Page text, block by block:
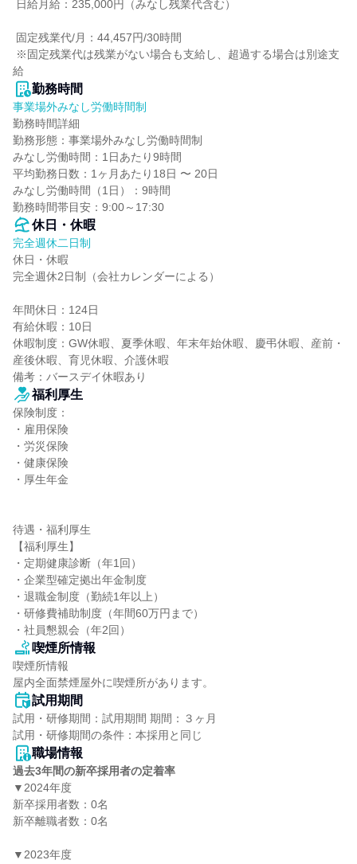
給
勤務時間
事業場外みなし労働時間制
勤務時間詳細
勤務形態：事業場外みなし労働時間制
みなし労働時間：1日あたり9時間
平均勤務日数：1ヶ月あたり18日 〜 20日
みなし労働時間（1日）：9時間
勤務時間帯目安：9:00～17:30
休日・休暇
完全週休二日制
休日・休暇
完全週休2日制（会社カレンダーによる）
年間休日：124日
有給休暇：10日
休暇制度：GW休暇、夏季休暇、年末年始休暇、慶弔休暇、産前・
産後休暇、育児休暇、介護休暇
備考：バースデイ休暇あり
福利厚生
保険制度：
・雇用保険
・労災保険
・健康保険
・厚生年金
待遇・福利厚生
【福利厚生】
・定期健康診断（年1回）
・企業型確定拠出年金制度
・退職金制度（勤続1年以上）
・研修費補助制度（年間60万円まで）
・社員懇親会（年2回）
喫煙所情報
喫煙所情報
屋内全面禁煙屋外に喫煙所があります。
試用期間
試用・研修期間：試用期間 期間：３ヶ月
職場情報
過去3年間の新卒採用者の定着率
▼2024年度
新卒採用者数：0名
新卒離職者数：0名
▼2023年度